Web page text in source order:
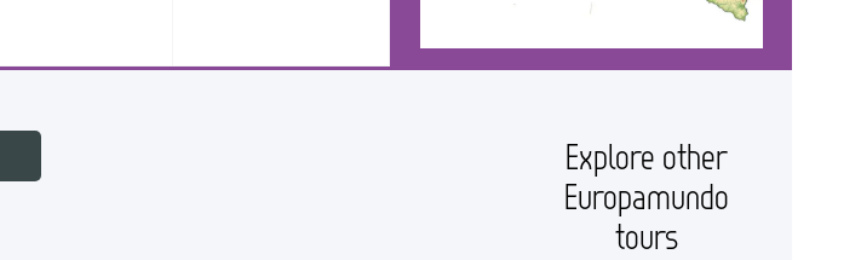
Explore other
Europamundo
tours